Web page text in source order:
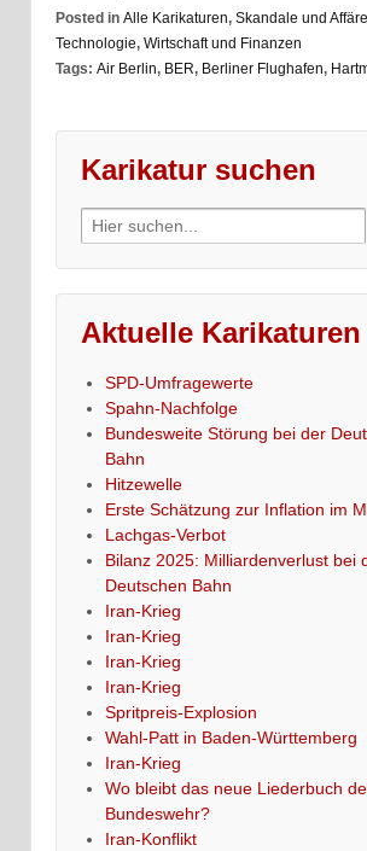
Posted in Alle Karikaturen, Skandale und
Technologie, Wirtschaft und Finanzen
Tags: Air Berlin, BER, Berliner Flughafen,
Karikatur suchen
Search
for:
Aktuelle Karikaturen
SPD-Umfragewerte
Spahn-Nachfolge
Bundesweite Störung bei der
Bahn
Hitzewelle
Erste Schätzung zur Inflation im
Lachgas-Verbot
Bilanz 2025: Milliardenverlust bei
Deutschen Bahn
Iran-Krieg
Iran-Krieg
Iran-Krieg
Iran-Krieg
Spritpreis-Explosion
Wahl-Patt in Baden-Württemberg
Iran-Krieg
Wo bleibt das neue Liederbuch
Bundeswehr?
Iran-Konflikt